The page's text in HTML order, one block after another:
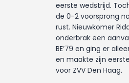
eerste wedstrijd.
de 0-2 voorsprong
rust. Nieuwkomer
onderbrak een
BE’79 en ging er
en maakte zijn
voor ZVV Den Haag.